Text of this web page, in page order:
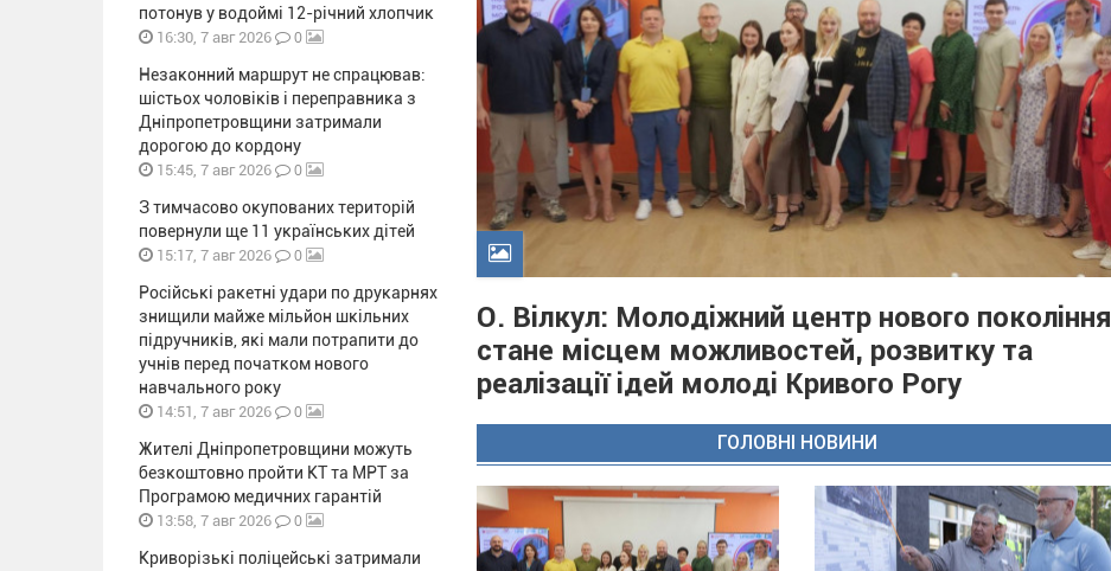
потонув у водоймі 12-річний хлопчик
16:30, 7 авг 2026 0
Незаконний маршрут не спрацював:
шістьох чоловіків і переправника з
Дніпропетровщини затримали
дорогою до кордону
15:45, 7 авг 2026 0
З тимчасово окупованих територій
повернули ще 11 українських дітей
15:17, 7 авг 2026 0
Російські ракетні удари по друкарнях
знищили майже мільйон шкільних
підручників, які мали потрапити до
учнів перед початком нового
навчального року
14:51, 7 авг 2026 0
Жителі Дніпропетровщини можуть
безкоштовно пройти КТ та МРТ за
Програмою медичних гарантій
13:58, 7 авг 2026 0
Криворізькі поліцейські затримали
О. Вілкул: Молодіжний центр нового покоління
стане місцем можливостей, розвитку та
реалізації ідей молоді Кривого Рогу
ГОЛОВНІ НОВИНИ